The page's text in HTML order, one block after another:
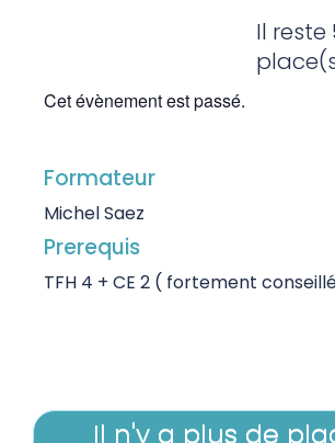
Il reste
Cet évènement est passé.
Formateur
Michel Saez
Prerequis
TFH 4 + CE 2 ( fortement
Il n'y a plus de